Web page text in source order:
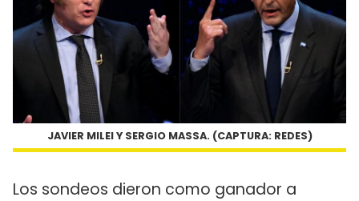
JAVIER MILEI Y SERGIO MASSA. (CAPTURA: REDES)
Los sondeos dieron como ganador a